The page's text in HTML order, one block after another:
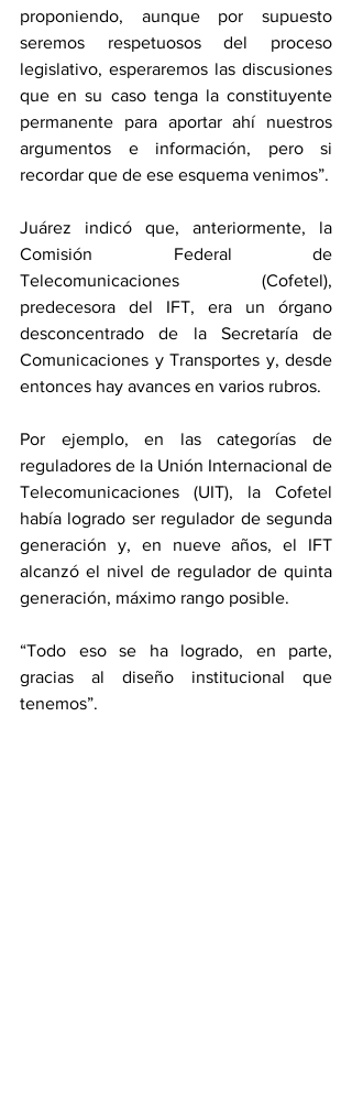
proponiendo, aunque por supuesto
seremos respetuosos del proceso
legislativo, esperaremos las discusiones
que en su caso tenga la constituyente
permanente para aportar ahí nuestros
argumentos e información, pero si
recordar que de ese esquema venimos”.
Juárez indicó que, anteriormente, la
Comisión Federal de
Telecomunicaciones (Cofetel),
predecesora del IFT, era un órgano
desconcentrado de la Secretaría de
Comunicaciones y Transportes y, desde
entonces hay avances en varios rubros.
Por ejemplo, en las categorías de
reguladores de la Unión Internacional de
Telecomunicaciones (UIT), la Cofetel
había logrado ser regulador de segunda
generación y, en nueve años, el IFT
alcanzó el nivel de regulador de quinta
generación, máximo rango posible.
“Todo eso se ha logrado, en parte,
gracias al diseño institucional que
tenemos”.